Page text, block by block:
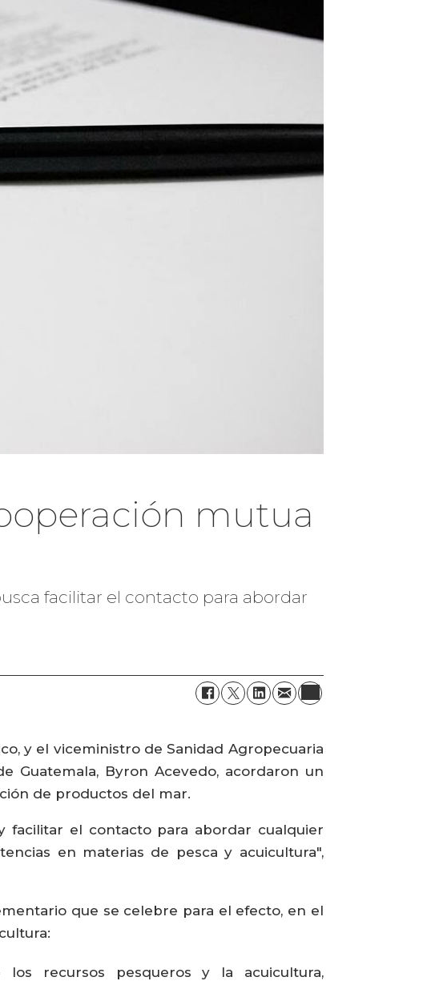
mutua
facilitar el contacto para abordar
y el viceministro de Sanidad Agropecuaria
Guatemala, Byron Acevedo, acordaron un
de productos del mar.
facilitar el contacto para abordar cualquier
en materias de pesca y acuicultura",
que se celebre para el efecto, en el
recursos pesqueros y la acuicultura,